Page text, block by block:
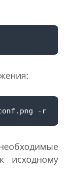
исходному